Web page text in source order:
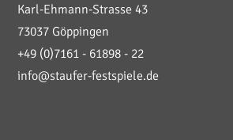
Karl-Ehmann-Strasse 43
73037 Göppingen
+49 (0)7161 - 61898 - 22
info@staufer-festspiele.de